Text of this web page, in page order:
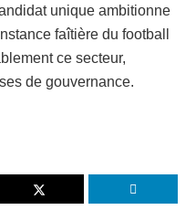
unique ambitionne
faîtière du football
ce secteur,
de gouvernance.